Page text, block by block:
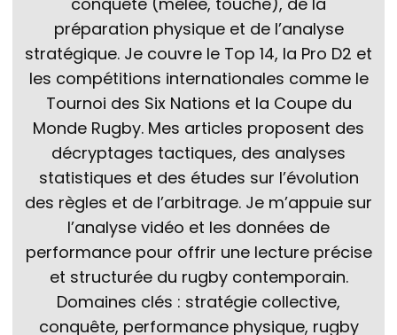
préparation physique et de l’analyse
stratégique. Je couvre le Top 14, la Pro D2 et
les compétitions internationales comme le
Tournoi des Six Nations et la Coupe du
Monde Rugby. Mes articles proposent des
décryptages tactiques, des analyses
statistiques et des études sur l’évolution
des règles et de l’arbitrage. Je m’appuie sur
l’analyse vidéo et les données de
performance pour offrir une lecture précise
et structurée du rugby contemporain.
Domaines clés : stratégie collective,
conquête, performance physique, rugby